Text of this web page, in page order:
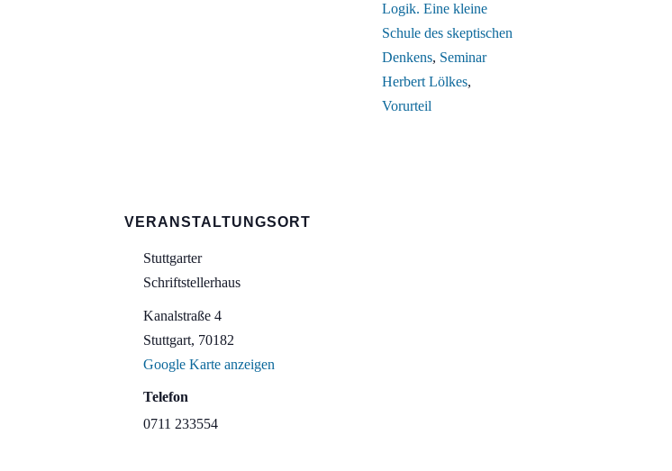
Logik. Eine kleine
Schule des skeptischen
Denkens, Seminar
Herbert Lölkes,
Vorurteil
VERANSTALTUNGSORT
Stuttgarter
Schriftstellerhaus
Kanalstraße 4
Stuttgart, 70182
Google Karte anzeigen
Telefon
0711 233554